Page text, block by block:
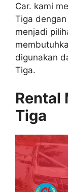
Car. kami
Tiga
menjadi
digunakan
Tiga.
Rental
Tiga